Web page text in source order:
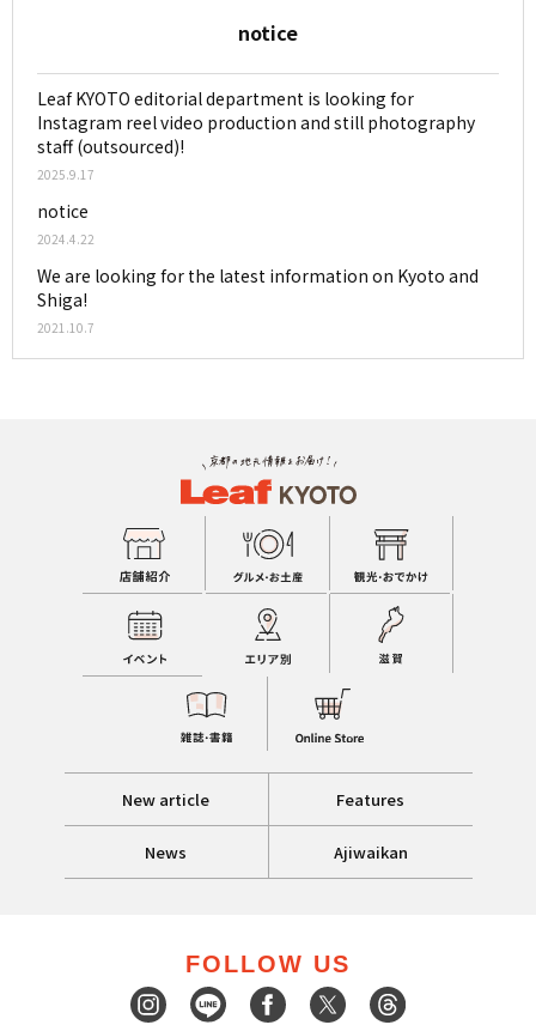
notice
Leaf KYOTO editorial department is looking for
Instagram reel video production and still photography
staff (outsourced)!
2025.9.17
notice
2024.4.22
We are looking for the latest information on Kyoto and
Shiga!
2021.10.7
New article Features
News Ajiwaikan
FOLLOW US